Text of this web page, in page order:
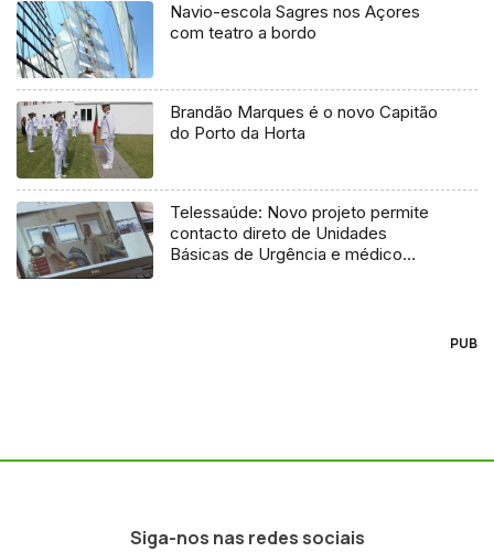
Navio-escola Sagres nos Açores
com teatro a bordo
Brandão Marques é o novo Capitão
do Porto da Horta
Telessaúde: Novo projeto permite
contacto direto de Unidades
Básicas de Urgência e médico
PUB
Siga-nos nas redes sociais